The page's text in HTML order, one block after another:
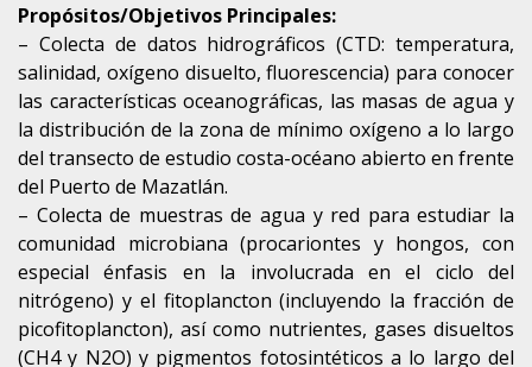
Propósitos/Objetivos Principales:
– Colecta de datos hidrográficos (CTD: temperatura,
salinidad, oxígeno disuelto, fluorescencia) para conocer
las características oceanográficas, las masas de agua y
la distribución de la zona de mínimo oxígeno a lo largo
del transecto de estudio costa-océano abierto en frente
del Puerto de Mazatlán.
– Colecta de muestras de agua y red para estudiar la
comunidad microbiana (procariontes y hongos, con
especial énfasis en la involucrada en el ciclo del
nitrógeno) y el fitoplancton (incluyendo la fracción de
picofitoplancton), así como nutrientes, gases disueltos
(CH4 y N2O) y pigmentos fotosintéticos a lo largo del